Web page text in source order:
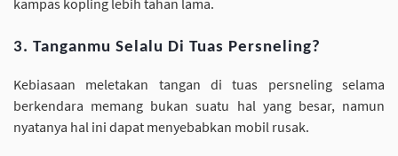
kampas kopling lebih tahan lama.
3. Tanganmu Selalu Di Tuas Persneling?
Kebiasaan meletakan tangan di tuas persneling selama
berkendara memang bukan suatu hal yang besar, namun
nyatanya hal ini dapat menyebabkan mobil rusak.